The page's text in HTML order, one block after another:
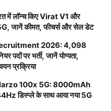
में लॉन्च किए Virat V1 और
जानें कीमत, फीचर्स और सेल डेट
2026: 4,098
पदों पर भर्ती, जानें योग्यता,
प्रक्रिया
100x 5G: 8000mAh
डिस्प्ले के साथ आया नया 5G